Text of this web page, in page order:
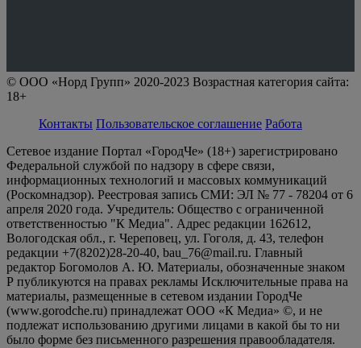
© ООО «Норд Групп» 2020-2023 Возрастная категория сайта:
18+
Контакты Пользовательское соглашение Работа
Сетевое издание Портал «ГородЧе» (18+) зарегистрировано
Федеральной службой по надзору в сфере связи,
информационных технологий и массовых коммуникаций
(Роскомнадзор). Реестровая запись СМИ: ЭЛ № 77 - 78204 от 6
апреля 2020 года. Учредитель: Общество с ограниченной
ответственностью "К Медиа". Адрес редакции 162612,
Вологодская обл., г. Череповец, ул. Гоголя, д. 43, телефон
редакции +7(8202)28-20-40, bau_76@mail.ru. Главный
редактор Богомолов А. Ю. Материалы, обозначенные знаком
Р публикуются на правах рекламы Исключительные права на
материалы, размещенные в сетевом издании ГородЧе
(www.gorodche.ru) принадлежат ООО «К Медиа» ©, и не
подлежат использованию другими лицами в какой бы то ни
было форме без письменного разрешения правообладателя.